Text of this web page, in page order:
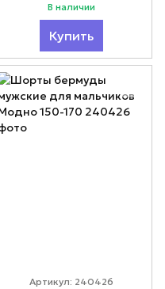
В наличии
Купить
Артикул: 240426